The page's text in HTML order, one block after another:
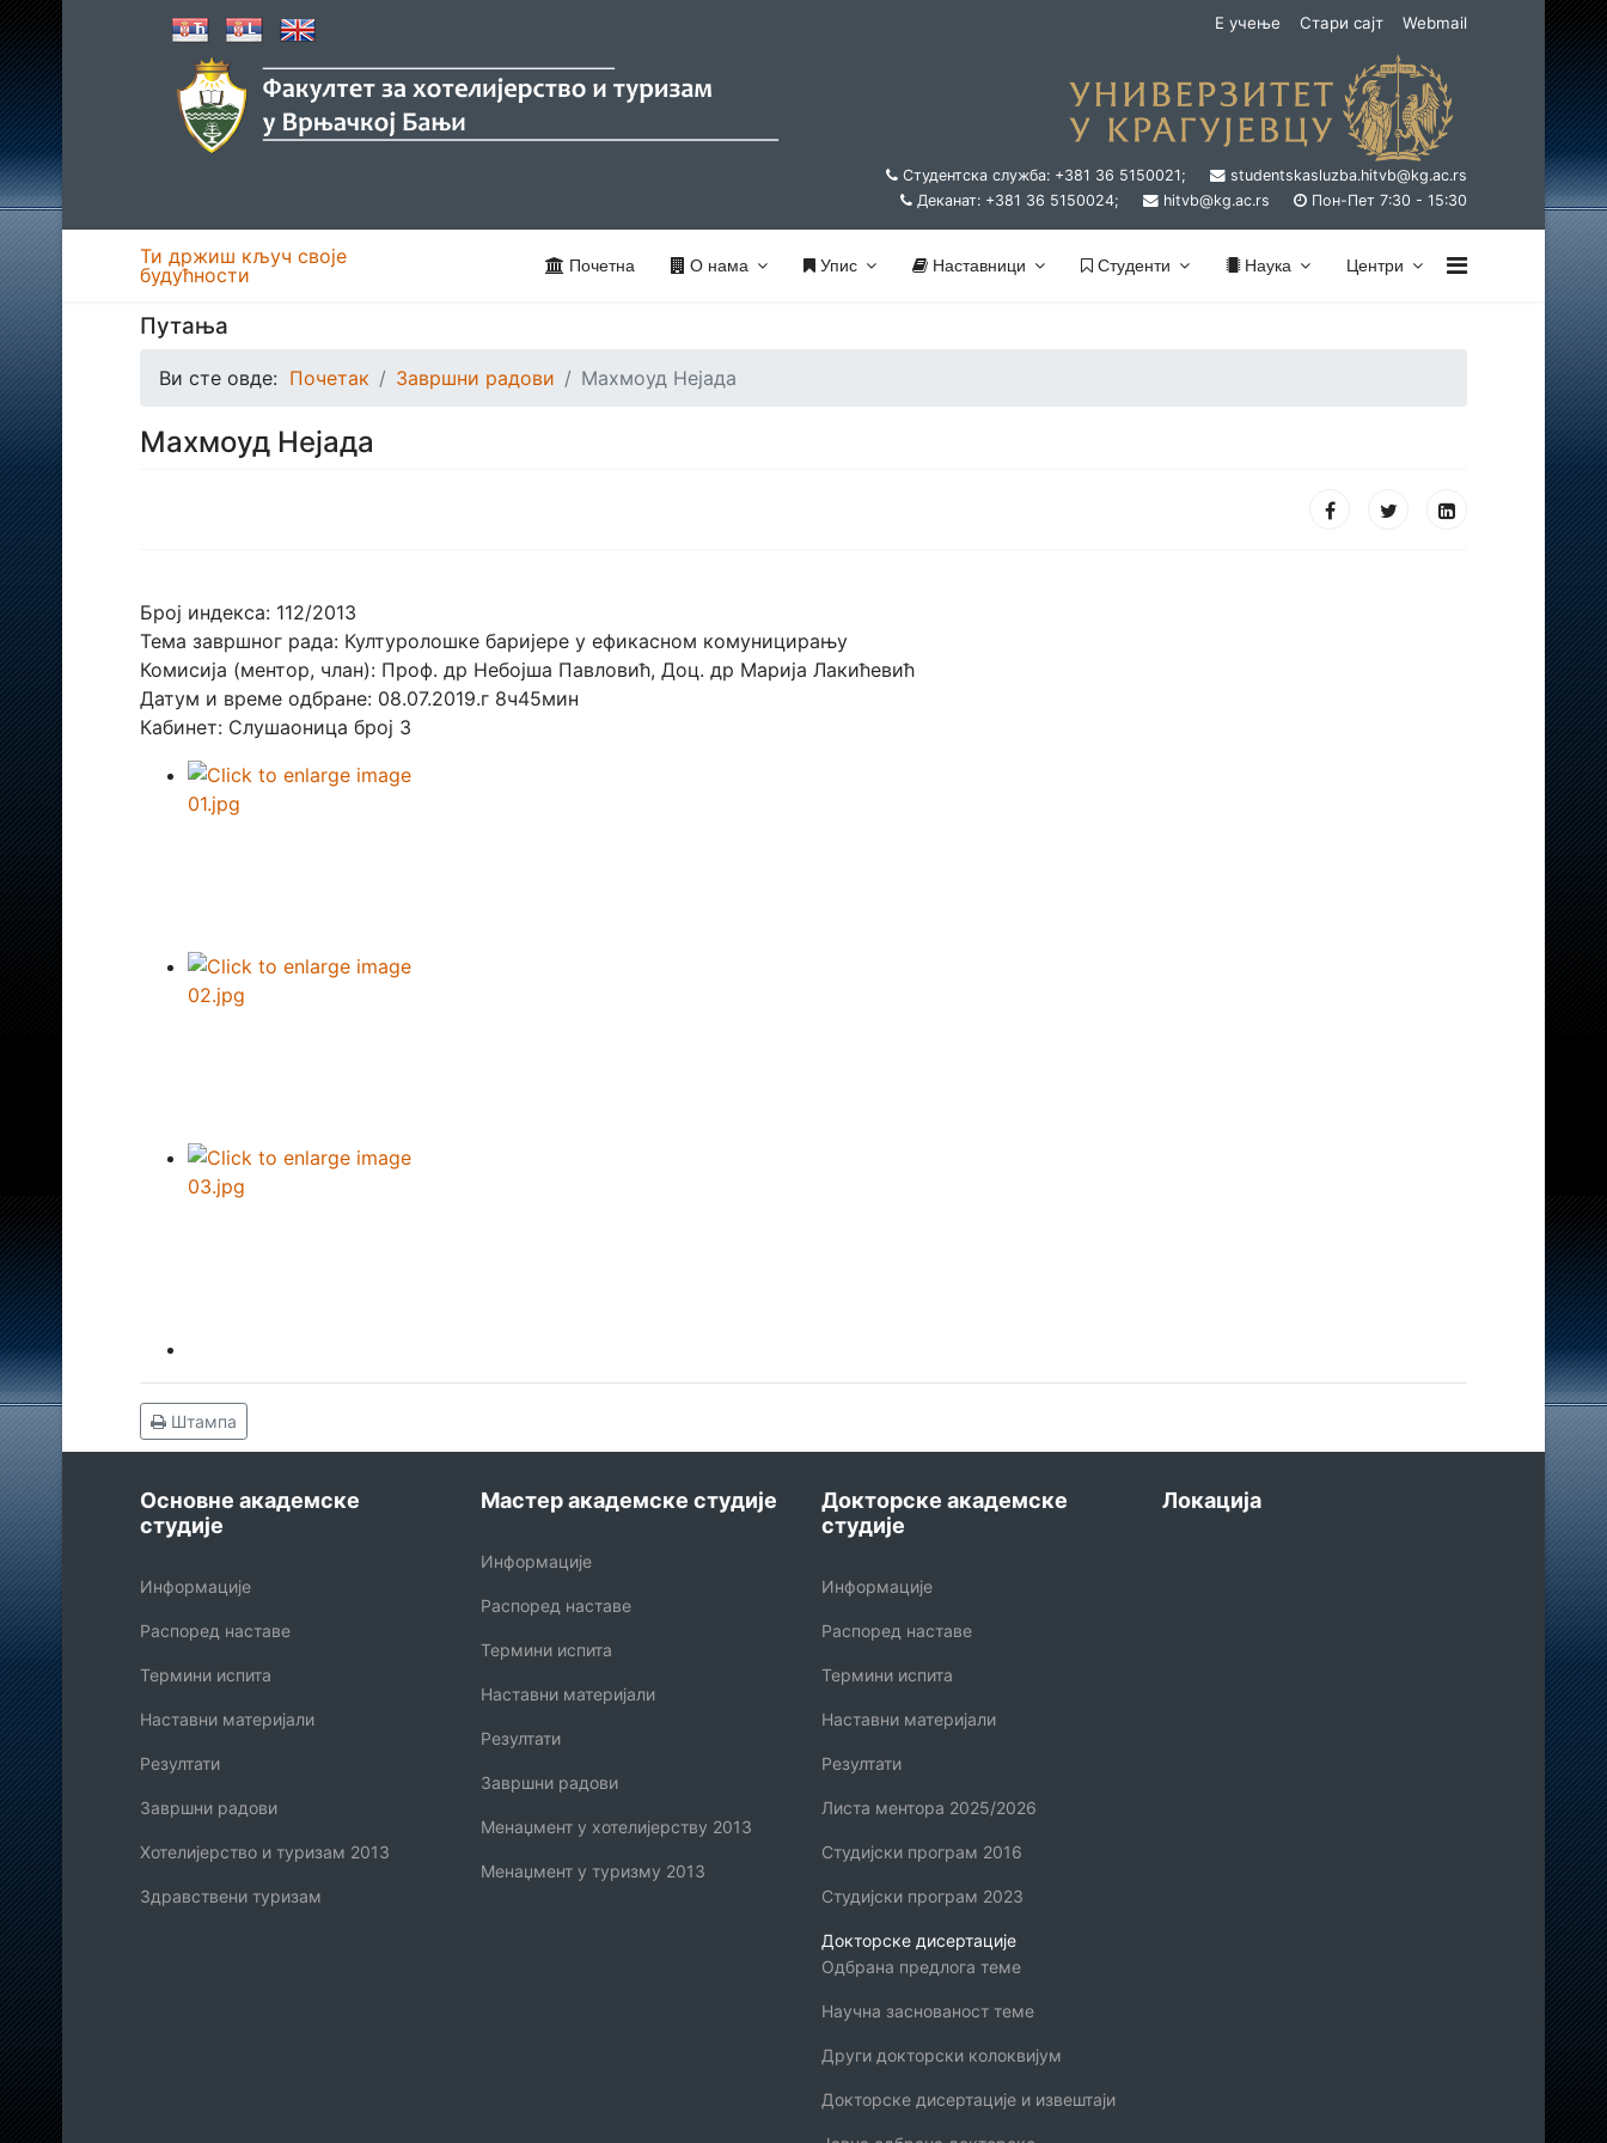
Е учење Стари сајт Webmail
Студентска служба: +381 36 5150021;
studentskasluzba.hitvb@kg.ac.rs
Деканат: +381 36 5150024;
hitvb@kg.ac.rs Пон-Пет 7:30 - 15:30
Ти држиш кључ своје
будућности
Почетна О нама Упис Наставници Студенти Наука Центри
Путања
Ви сте овде: Почетак Завршни радови Махмоуд Нејада
Махмоуд Нејада
Број индекса: 112/2013
Тема завршног рада: Културолошке баријере у ефикасном комуницирању
Комисија (ментор, члан): Проф. др Небојша Павловић, Доц. др Марија Лакићевић
Датум и време одбране: 08.07.2019.г 8ч45мин
Кабинет: Слушаоница број 3
Штампа
Основне академске
студије
Информације
Распоред наставе
Термини испита
Наставни материјали
Резултати
Завршни радови
Хотелијерство и туризам 2013
Здравствени туризам
Мастер академске студије
Информације
Распоред наставе
Термини испита
Наставни материјали
Резултати
Завршни радови
Менаџмент у хотелијерству 2013
Менаџмент у туризму 2013
Докторске академске
студије
Информације
Распоред наставе
Термини испита
Наставни материјали
Резултати
Листа ментора 2025/2026
Студијски програм 2016
Студијски програм 2023
Докторске дисертације
Одбрана предлога теме
Научна заснованост теме
Други докторски колоквијум
Докторске дисертације и извештаји
Локација